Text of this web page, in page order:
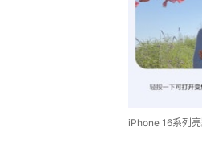
iPhone 16系列